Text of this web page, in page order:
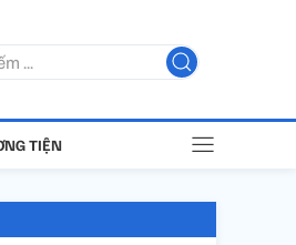
TIỆN